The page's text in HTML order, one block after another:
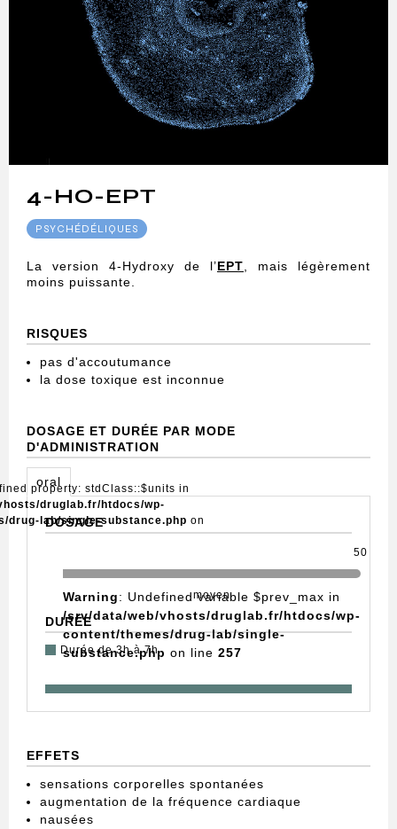
4-HO-EPT
PSYCHÉDÉLIQUES
La version 4-Hydroxy de l’EPT, mais légèrement
moins puissante.
RISQUES
pas d'accoutumance
la dose toxique est inconnue
DOSAGE ET DURÉE PAR MODE
D'ADMINISTRATION
oral
DOSAGE
Warning: Undefined variable $prev_max in
/srv/data/web/vhosts/druglab.fr/htdocs/wp-
content/themes/drug-lab/single-
substance.php on line 257
property: stdClass::$units in
druglab.fr/htdocs/wp-
drug-lab/single-substance.php on
moyen
50
DURÉE
Durée de 3h à 7h
EFFETS
sensations corporelles spontanées
augmentation de la fréquence cardiaque
nausées